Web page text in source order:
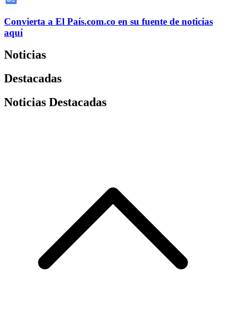
Convierta a El País.com.co en su fuente de noticias
aquí
Noticias
Destacadas
Noticias Destacadas